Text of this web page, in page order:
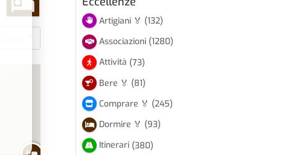
Artigiani 🏅 (132)
Associazioni (1280)
Attività (73)
Bere 🏅 (81)
Comprare 🏅 (245)
Dormire 🏅 (93)
Itinerari (380)